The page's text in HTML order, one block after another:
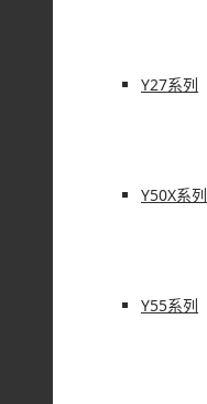
Y27系列
Y50X系列
Y55系列